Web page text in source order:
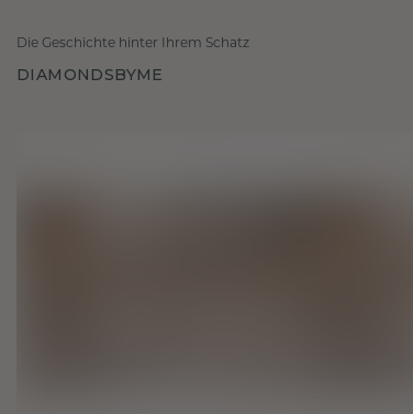
Die Geschichte hinter Ihrem Schatz
DIAMONDSBYME